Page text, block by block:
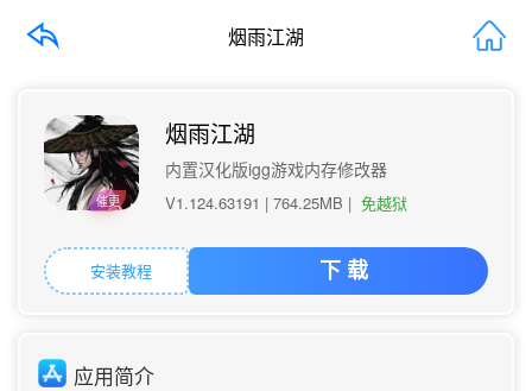
烟雨江湖
催更
烟雨江湖
内置汉化版igg游戏内存修改器
V1.124.63191 | 764.25MB | 免越狱
安装教程 下 载
应用简介